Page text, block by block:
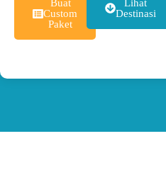
Buat
Custom
Paket
Lihat
Destinasi